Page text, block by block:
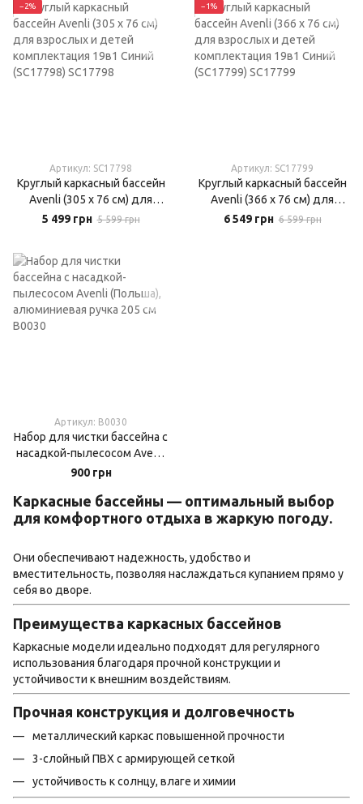
−2%
Артикул: SC17798
Круглый каркасный бассейн
Avenli (305 x 76 см) для
взрослых и детей
5 499 грн 5 599 грн
−1%
Артикул: SC17799
Круглый каркасный бассейн
Avenli (366 x 76 см) для
взрослых и детей
6 549 грн 6 599 грн
Артикул: B0030
Набор для чистки бассейна с
насадкой-пылесосом Avenli
(Польша), алюминиевая
900 грн
Каркасные бассейны — оптимальный выбор
для комфортного отдыха в жаркую погоду.
Они обеспечивают надежность, удобство и
вместительность, позволяя наслаждаться купанием прямо у
себя во дворе.
Преимущества каркасных бассейнов
Каркасные модели идеально подходят для регулярного
использования благодаря прочной конструкции и
устойчивости к внешним воздействиям.
Прочная конструкция и долговечность
металлический каркас повышенной прочности
3-слойный ПВХ с армирующей сеткой
устойчивость к солнцу, влаге и химии